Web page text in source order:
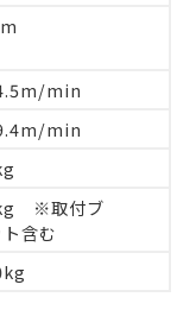
min
min
※取付ブ
含む